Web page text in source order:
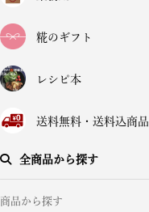
糀のギフト
レシピ本
送料無料・送料込商品
全商品から探す
商品から探す